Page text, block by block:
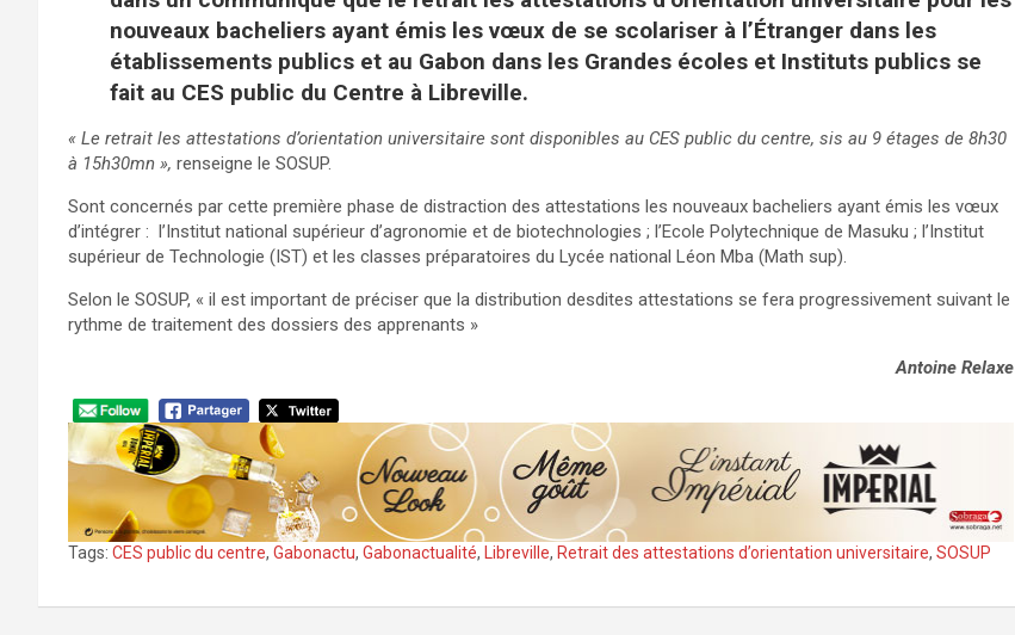
nouveaux bacheliers ayant émis les vœux de se scolariser à l’Étranger dans les
établissements publics et au Gabon dans les Grandes écoles et Instituts publics se
fait au CES public du Centre à Libreville.
« Le retrait les attestations d’orientation universitaire sont disponibles au CES public du centre, sis au 9 étages de 8h30
à 15h30mn », renseigne le SOSUP.
Sont concernés par cette première phase de distraction des attestations les nouveaux bacheliers ayant émis les vœux
d’intégrer : l’Institut national supérieur d’agronomie et de biotechnologies ; l’Ecole Polytechnique de Masuku ; l’Institut
supérieur de Technologie (IST) et les classes préparatoires du Lycée national Léon Mba (Math sup).
Selon le SOSUP, « il est important de préciser que la distribution desdites attestations se fera progressivement suivant le
rythme de traitement des dossiers des apprenants »
Antoine Relaxe
Tags: CES public du centre, Gabonactu, Gabonactualité, Libreville, Retrait des attestations d’orientation universitaire, SOSUP